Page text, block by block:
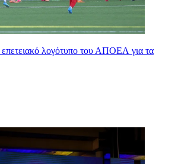
λογότυπο του ΑΠΟΕΛ για τα